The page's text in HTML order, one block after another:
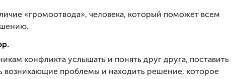
«громоотвода», человека, который поможет всем
конфликта услышать и понять друг друга, поставить
возникающие проблемы и находить решение, которое